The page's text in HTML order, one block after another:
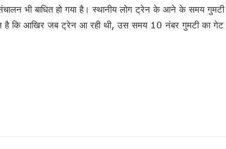
इलैक्शन’ : डॉ राजीव
भी बाधित हो गया है। स्थानीय लोग ट्रेन के आने के समय गुमटी
है कि आखिर जब ट्रेन आ रही थी, उस समय 10 नंबर गुमटी का गेट